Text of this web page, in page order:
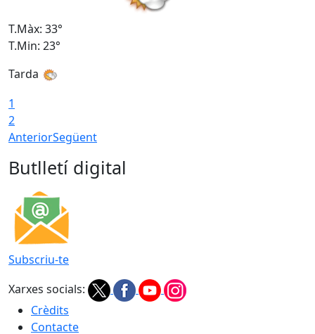
T.Màx: 33°
T.Min: 23°
Tarda
1
2
AnteriorSegüent
Butlletí digital
Subscriu-te
Xarxes socials:
Crèdits
Contacte